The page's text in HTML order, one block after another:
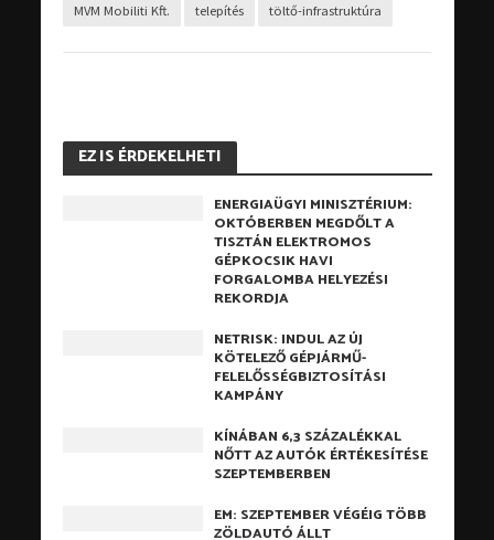
MVM Mobiliti Kft. telepítés töltő-infrastruktúra
EZ IS ÉRDEKELHETI
ENERGIAÜGYI MINISZTÉRIUM:
OKTÓBERBEN MEGDŐLT A
TISZTÁN ELEKTROMOS
GÉPKOCSIK HAVI
FORGALOMBA HELYEZÉSI
REKORDJA
NETRISK: INDUL AZ ÚJ
KÖTELEZŐ GÉPJÁRMŰ-
FELELŐSSÉGBIZTOSÍTÁSI
KAMPÁNY
KÍNÁBAN 6,3 SZÁZALÉKKAL
NŐTT AZ AUTÓK ÉRTÉKESÍTÉSE
SZEPTEMBERBEN
EM: SZEPTEMBER VÉGÉIG TÖBB
ZÖLDAUTÓ ÁLLT